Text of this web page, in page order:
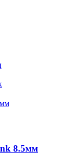
8.5мм